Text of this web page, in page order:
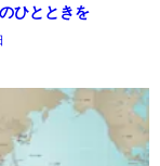
ひとときを